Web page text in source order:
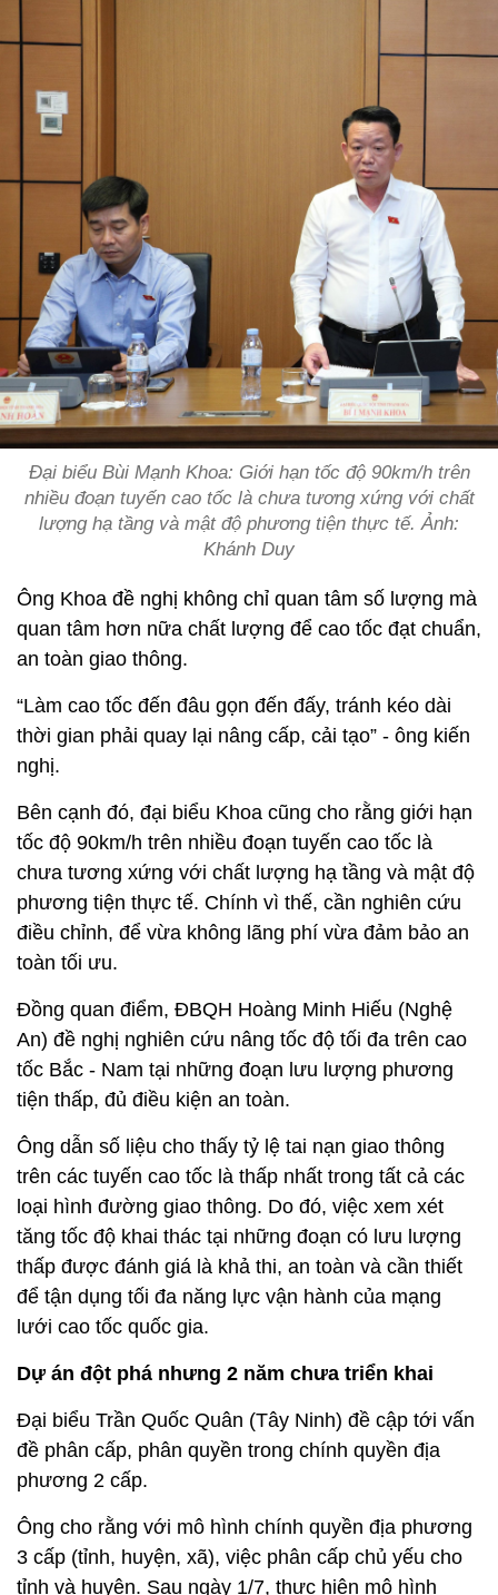
Đại biểu Bùi Mạnh Khoa: Giới hạn tốc độ 90km/h trên
nhiều đoạn tuyến cao tốc là chưa tương xứng với chất
lượng hạ tầng và mật độ phương tiện thực tế. Ảnh:
Khánh Duy
Ông Khoa đề nghị không chỉ quan tâm số lượng mà
quan tâm hơn nữa chất lượng để cao tốc đạt chuẩn,
an toàn giao thông.
“Làm cao tốc đến đâu gọn đến đấy, tránh kéo dài
thời gian phải quay lại nâng cấp, cải tạo” - ông kiến
nghị.
Bên cạnh đó, đại biểu Khoa cũng cho rằng giới hạn
tốc độ 90km/h trên nhiều đoạn tuyến cao tốc là
chưa tương xứng với chất lượng hạ tầng và mật độ
phương tiện thực tế. Chính vì thế, cần nghiên cứu
điều chỉnh, để vừa không lãng phí vừa đảm bảo an
toàn tối ưu.
Đồng quan điểm, ĐBQH Hoàng Minh Hiếu (Nghệ
An) đề nghị nghiên cứu nâng tốc độ tối đa trên cao
tốc Bắc - Nam tại những đoạn lưu lượng phương
tiện thấp, đủ điều kiện an toàn.
Ông dẫn số liệu cho thấy tỷ lệ tai nạn giao thông
trên các tuyến cao tốc là thấp nhất trong tất cả các
loại hình đường giao thông. Do đó, việc xem xét
tăng tốc độ khai thác tại những đoạn có lưu lượng
thấp được đánh giá là khả thi, an toàn và cần thiết
để tận dụng tối đa năng lực vận hành của mạng
lưới cao tốc quốc gia.
Dự án đột phá nhưng 2 năm chưa triển khai
Đại biểu Trần Quốc Quân (Tây Ninh) đề cập tới vấn
đề phân cấp, phân quyền trong chính quyền địa
phương 2 cấp.
Ông cho rằng với mô hình chính quyền địa phương
3 cấp (tỉnh, huyện, xã), việc phân cấp chủ yếu cho
tỉnh và huyện. Sau ngày 1/7, thực hiện mô hình